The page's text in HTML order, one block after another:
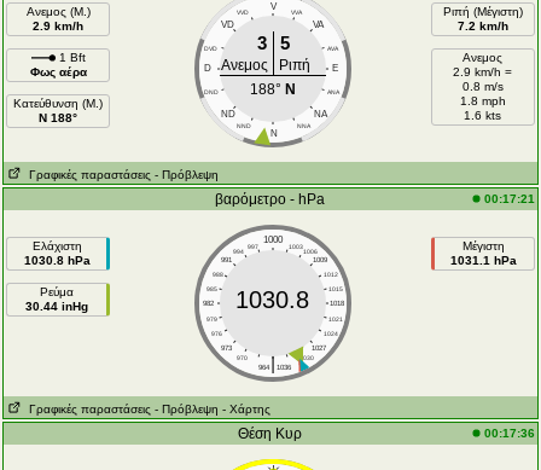
Ανεμος (Μ.)
2.9 km/h
1 Bft
Φως αέρα
Κατεύθυνση (Μ.)
N 188°
V
VVD VVA
VD VA
DVD AVA
D E
DND ANA
ND NA
NND NNA
N
3 5
Ανεμος
Ριπή
188° N
Ριπή (Μέγιστη)
7.2 km/h
Ανεμος
2.9 km/h =
0.8 m/s
1.8 mph
1.6 kts
Γραφικές παραστάσεις - Πρόβλεψη
βαρόμετρο - hPa 00:17:21
Ελάχιστη
1030.8 hPa
Ρεύμα
30.44 inHg
1000
997 1003
994
1006
991
1009
988
1012
985
1015
982
1018
979
1021
976
1024
973
1027
970
1030
|
964 1036
1030.8
Μέγιστη
1031.1 hPa
Γραφικές παραστάσεις - Πρόβλεψη - Χάρτης
Θέση Κυρ 00:17:36